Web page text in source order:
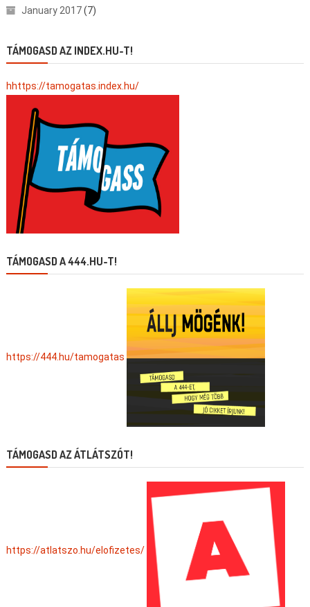
January 2017(7)
TÁMOGASD AZ INDEX.HU-T!
hhttps://tamogatas.index.hu/
TÁMOGASD A 444.HU-T!
https://444.hu/tamogatas
TÁMOGASD AZ ÁTLÁTSZÓT!
https://atlatszo.hu/elofizetes/